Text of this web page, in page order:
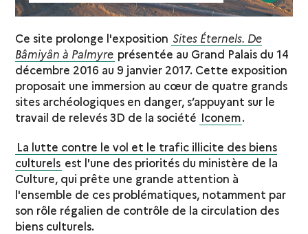
Ce site prolonge l'exposition Sites Éternels. De
Bâmiyân à Palmyre présentée au Grand Palais du 14
décembre 2016 au 9 janvier 2017. Cette exposition
proposait une immersion au cœur de quatre grands
sites archéologiques en danger, s’appuyant sur le
travail de relevés 3D de la société Iconem.
La lutte contre le vol et le trafic illicite des biens
culturels est l'une des priorités du ministère de la
Culture, qui prête une grande attention à
l'ensemble de ces problématiques, notamment par
son rôle régalien de contrôle de la circulation des
biens culturels.